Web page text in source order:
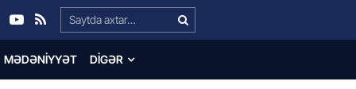
Search…
MƏDƏNIYYƏT DIGƏR